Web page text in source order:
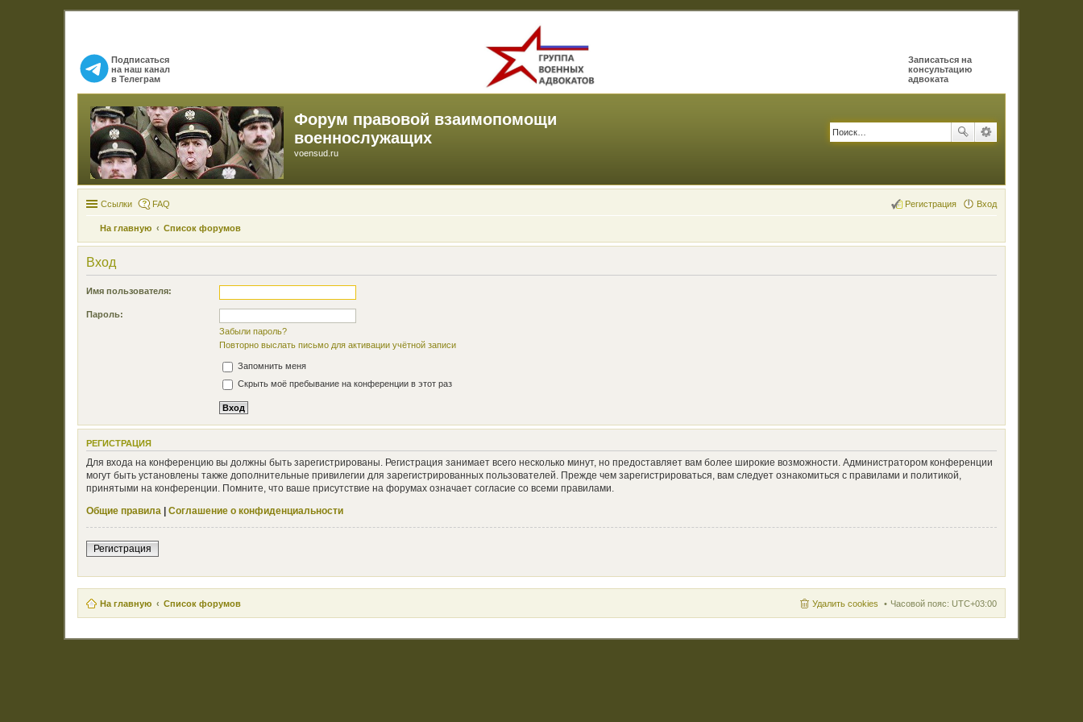
Подписаться
на наш канал
в Телеграм
Записаться на
консультацию
адвоката
Форум правовой взаимопомощи
военнослужащих
voensud.ru
Ссылки FAQ Вход
Регистрация
На главную Список форумов
Вход
Имя пользователя:
Пароль:
Забыли пароль?
Повторно выслать письмо для активации учётной записи
Запомнить меня
Скрыть моё пребывание на конференции в этот раз
РЕГИСТРАЦИЯ
Для входа на конференцию вы должны быть зарегистрированы. Регистрация занимает всего несколько минут, но предоставляет вам более широкие возможности. Администратором конференции
могут быть установлены также дополнительные привилегии для зарегистрированных пользователей. Прежде чем зарегистрироваться, вам следует ознакомиться с правилами и политикой,
принятыми на конференции. Помните, что ваше присутствие на форумах означает согласие со всеми правилами.
Общие правила | Соглашение о конфиденциальности
Регистрация
На главную Список форумов Часовой пояс: UTC+03:00
Удалить cookies